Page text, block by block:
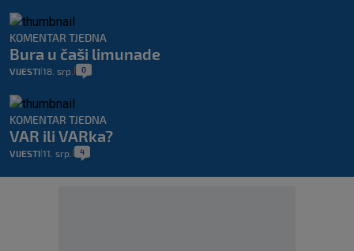
KOMENTAR TJEDNA
Bura u čaši limunade
VIJESTI 18. srp. 0
KOMENTAR TJEDNA
VAR ili VARka?
VIJESTI 11. srp. 4